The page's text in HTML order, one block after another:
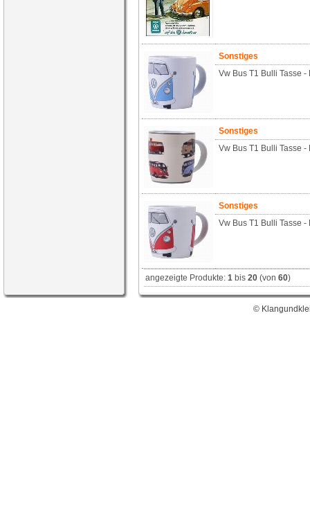
Sonstiges
Vw Bus T1 Bulli Tasse
Sonstiges
Vw Bus T1 Bulli Tasse
Sonstiges
Vw Bus T1 Bulli Tasse -
angezeigte Produkte:1 bis20 (von60)
©